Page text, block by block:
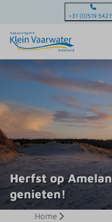
+31 (0)519
Herfst op
genieten!
Home